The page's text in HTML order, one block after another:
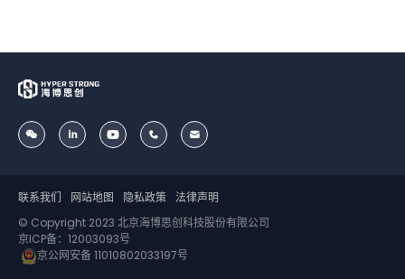
© Copyright 2023 北京海博思创科技股份有限公司
京ICP备：12003093号
京公网安备 11010802033197号
联系我们 网站地图 隐私政策 法律声明